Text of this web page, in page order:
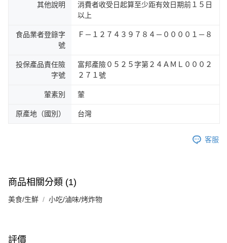
其他說明
消費者收受日起算至少距有效日期前１５日
以上
食品業者登錄字
號
Ｆ－１２７４３９７８４－００００１－８
投保產品責任險
字號
富邦產險０５２５字第２４ＡＭＬ０００２
２７１號
葷素別 葷
原產地（國別） 台灣
客服
商品相關分類 (1)
美食/生鮮 小吃/滷味/烤炸物
評價